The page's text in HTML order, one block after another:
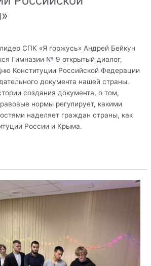
СПК «Я горжусь» Андрей Бейкун
Гимназии № 9 открытый диалог,
Конституции Российской Федерации
документа нашей страны.
создания документа, о том,
нормы регулирует, какими
наделяет граждан страны, как
России и Крыма.